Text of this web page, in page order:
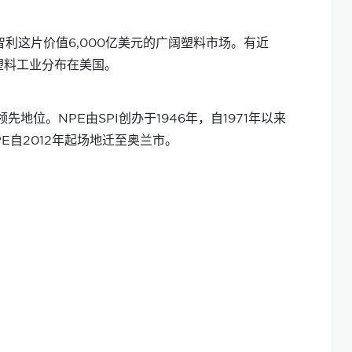
这片价值6,000亿美元的广阔塑料市场。有近
工业分布在美国。
地位。NPE由SPI创办于1946年，自1971年以来
2012年起场地迁至奥兰市。